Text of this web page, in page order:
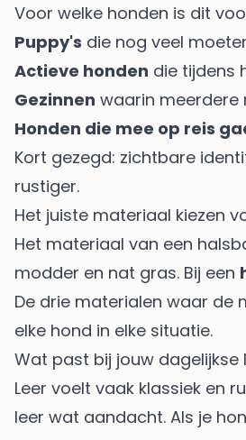
Voor welke honden is dit
Puppy's die nog veel
Actieve honden die tijdens
Gezinnen waarin meerdere
Honden die mee op reis
Kort gezegd: zichtbare
rustiger.
Het juiste materiaal kiezen
Het materiaal van een
modder en nat gras. Bij een
De drie materialen waar de
elke hond in elke situatie.
Wat past bij jouw dagelijkse
Leer voelt vaak klassiek en
leer wat aandacht. Als je